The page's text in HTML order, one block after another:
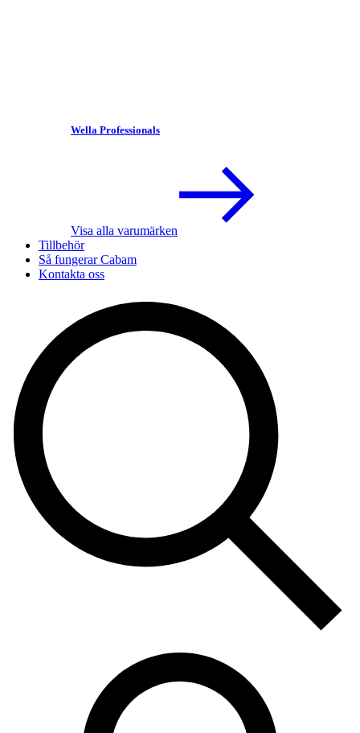
Wella Professionals
Visa alla varumärken
Tillbehör
Så fungerar Cabam
Kontakta oss